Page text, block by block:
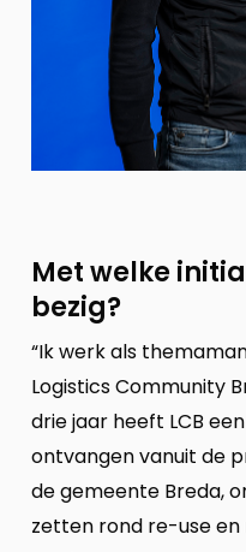
Met welke
bezig?
“Ik werk als
Logistics Community
drie jaar heeft LCB
ontvangen vanuit de
de gemeente Breda,
zetten rond re-use en